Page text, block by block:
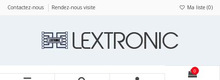
Contactez-nous Rendez-nous visite Ma liste (0)
0
Panneau de gestion des cookies